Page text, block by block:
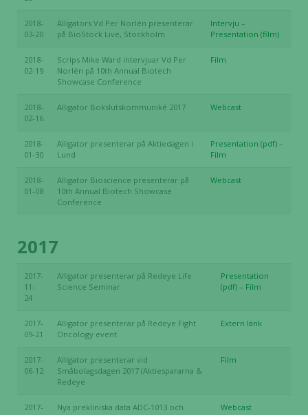
2018-
03-20
Alligators Vd Per Norlén presenterar
på BioStock Live, Stockholm
Intervju –
Presentation (film)
2018-
02-19
Scrips Mike Ward intervjuar Vd Per
Norlén på 10th Annual Biotech
Showcase Conference
Film
2018-
02-16
Alligator Bokslutskommuniké 2017 Webcast
2018-
01-30
Alligator presenterar på Aktiedagen i
Lund
Presentation (pdf) –
Film
2018-
01-08
Alligator Bioscience presenterar på
10th Annual Biotech Showcase
Conference
Webcast
2017
2017-
11-
24
Alligator presenterar på Redeye Life
Science Seminar
Presentation
(pdf) – Film
2017-
09-21
Alligator presenterar på Redeye Fight
Oncology event
Extern länk
2017-
06-12
Alligator presenterar vid
Småbolagsdagen 2017 (Aktiespararna &
Redeye
Film
2017-
Nya prekliniska data ADC-1013 och
Webcast